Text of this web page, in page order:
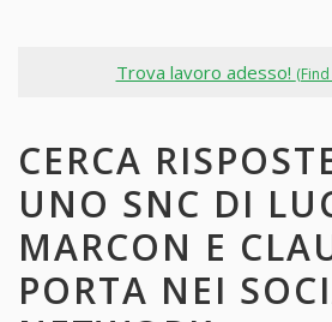
Trova lavoro adesso!
CERCA
UNO SNC DI
MARCON E
PORTA NEI